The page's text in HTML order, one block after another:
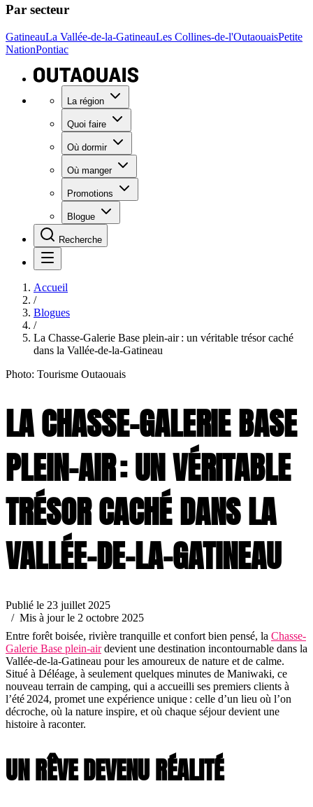
Par secteur
GatineauLa Vallée-de-la-GatineauLes Collines-de-l'OutaouaisPetite
NationPontiac
La région
Quoi faire
Où dormir
Où manger
Promotions
Blogue
Recherche
Accueil
/
Blogues
/
La Chasse-Galerie Base plein-air : un véritable trésor caché
dans la Vallée-de-la-Gatineau
Photo: Tourisme Outaouais
LA CHASSE-GALERIE BASE
PLEIN-AIR : UN VÉRITABLE
TRÉSOR CACHÉ DANS LA
VALLÉE-DE-LA-GATINEAU
Publié le 23 juillet 2025
/ Mis à jour le 2 octobre 2025
Entre forêt boisée, rivière tranquille et confort bien pensé, la Chasse-
Galerie Base plein-airdevient une destination incontournable dans la
Vallée-de-la-Gatineau pour les amoureux de nature et de calme.
Situé à Déléage, à seulement quelques minutes de Maniwaki, ce
nouveau terrain de camping, qui a accueilli ses premiers clients à
l’été 2024, promet une expérience unique : celle d’un lieu où l’on
décroche, où la nature inspire, et où chaque séjour devient une
histoire à raconter.
UN RÊVE DEVENU RÉALITÉ